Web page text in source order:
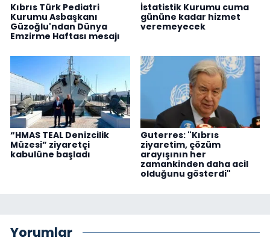
Kıbrıs Türk Pediatri
Kurumu Asbaşkanı
Güzoğlu'ndan Dünya
Emzirme Haftası mesajı
İstatistik Kurumu cuma
gününe kadar hizmet
veremeyecek
“HMAS TEAL Denizcilik
Müzesi” ziyaretçi
kabulüne başladı
Guterres: "Kıbrıs
ziyaretim, çözüm
arayışının her
zamankinden daha acil
olduğunu gösterdi"
Yorumlar